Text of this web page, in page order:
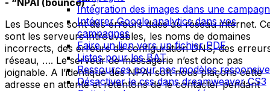
Intégration des images dans une
Intégrer Google analytics dans vos
campagnes
Faire un lien vers un fichier PDF
Listes pour les BAT
Ressources pour nos modèles
Désactiver le css dans dreamweaver CS3
Les Bounces sont des erreurs dues au réseau internet.
sont les serveurs introuvables, les noms de domaines
incorrects, des erreurs de configuration DNS, des
réseau, …. Le serveur de messagerie n’est donc pas
joignable. A l’identique des NPAI soft nous plaçons cette
adresse en attente et retentons de le contacter pendant